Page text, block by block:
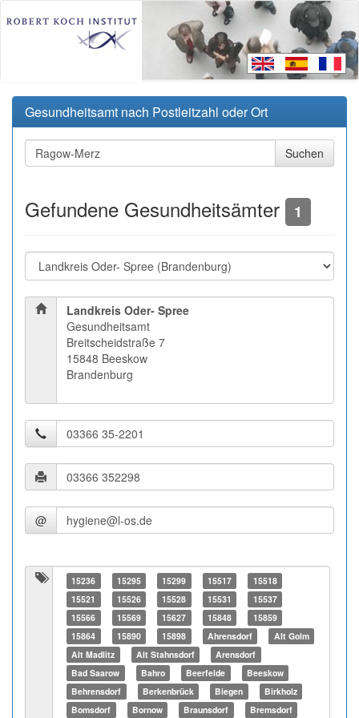
Gesundheitsamt nach Postleitzahl oder Ort
Gefundene Gesundheitsämter 1
Landkreis Oder- Spree
Gesundheitsamt
Breitscheidstraße 7
15848 Beeskow
Brandenburg
@
15236 15295 15299 15517
15518
15521
15526 15528 15531
15537
15566
15569 15627 15848
15859
15864
15890 15898 Ahrensdorf
Alt Golm
Alt Madlitz
Alt Stahnsdorf
Arensdorf
Bad Saarow
Bahro Beerfelde
Beeskow
Behrensdorf
Berkenbrück Biegen
Birkholz
Bomsdorf
Bornow Braunsdorf Bremsdorf